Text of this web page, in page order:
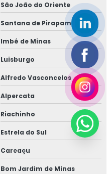
São João do Oriente
Santana de Pirapama
Imbé de Minas
Luisburgo
Alfredo Vasconcelos
Alpercata
Riachinho
Estrela do Sul
Careaçu
Bom Jardim de Minas